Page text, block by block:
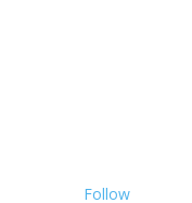
Follow